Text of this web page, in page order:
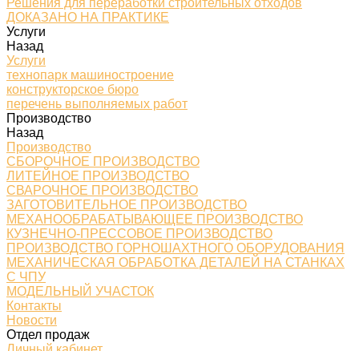
Решения для переработки строительных отходов
ДОКАЗАНО НА ПРАКТИКЕ
Услуги
Назад
Услуги
технопарк машиностроение
конструкторское бюро
перечень выполняемых работ
Производство
Назад
Производство
СБОРОЧНОЕ ПРОИЗВОДСТВО
ЛИТЕЙНОЕ ПРОИЗВОДСТВО
СВАРОЧНОЕ ПРОИЗВОДСТВО
ЗАГОТОВИТЕЛЬНОЕ ПРОИЗВОДСТВО
МЕХАНООБРАБАТЫВАЮЩЕЕ ПРОИЗВОДСТВО
КУЗНЕЧНО-ПРЕССОВОЕ ПРОИЗВОДСТВО
ПРОИЗВОДСТВО ГОРНОШАХТНОГО ОБОРУДОВАНИЯ
МЕХАНИЧЕСКАЯ ОБРАБОТКА ДЕТАЛЕЙ НА СТАНКАХ
С ЧПУ
МОДЕЛЬНЫЙ УЧАСТОК
Контакты
Новости
Отдел продаж